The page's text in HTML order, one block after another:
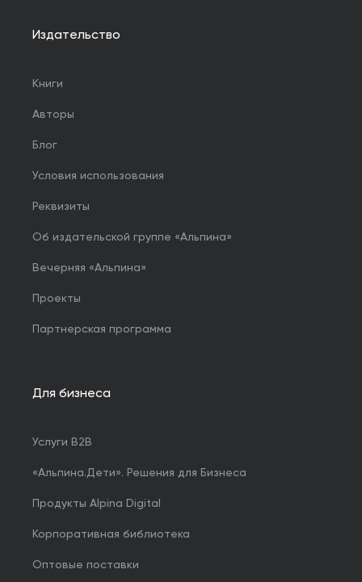
Издательство
Книги
Авторы
Блог
Условия использования
Реквизиты
Об издательской группе «Альпина»
Вечерняя «Альпина»
Проекты
Партнерская программа
Для бизнеса
Услуги B2B
«Альпина.Дети». Решения для Бизнеса
Продукты Alpina Digital
Корпоративная библиотека
Оптовые поставки